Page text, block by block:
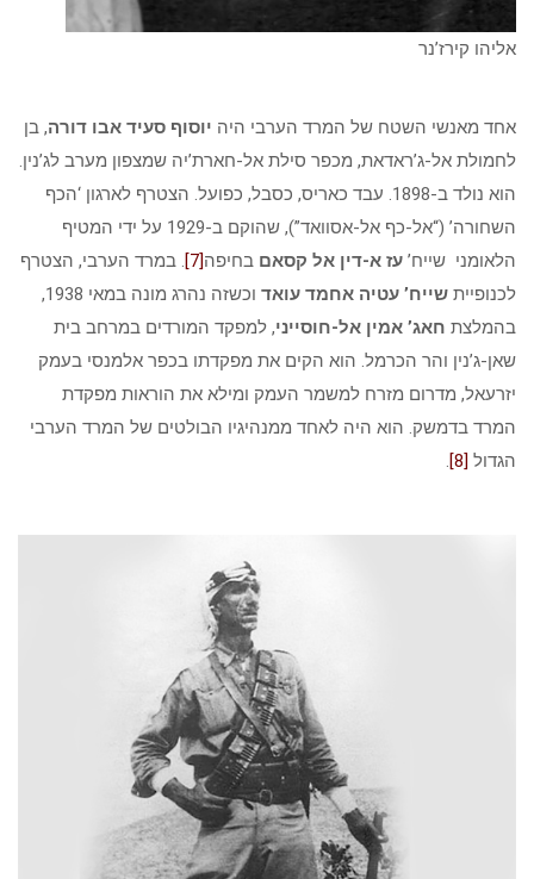
אליהו קירז’נר
אחד מאנשי השטח של המרד הערבי היה יוסוף סעיד אבו דורה, בן
לחמולת אל-ג’ראדאת, מכפר סילת אל-חארת’יה שמצפון מערב לג’נין.
הוא נולד ב-1898. עבד כאריס, כסבל, כפועל. הצטרף לארגון ‘הכף
השחורה’ (“אל-כף אל-אסוואד”), שהוקם ב-1929 על ידי המטיף
הלאומני שייח’ עז א-דין אל קסאם בחיפה[7]
. במרד הערבי, הצטרף
לכנופיית שייח’ עטיה אחמד עואד
וכשזה נהרג מונה במאי 1938,
בהמלצת חאג’ אמין אל-חוסייני, למפקד המורדים במרחב בית
שאן-ג’נין והר הכרמל. הוא הקים את מפקדתו בכפר אלמנסי בעמק
יזרעאל, מדרום מזרח למשמר העמק ומילא את הוראות מפקדת
המרד בדמשק. הוא היה לאחד ממנהיגיו הבולטים של המרד הערבי
הגדול [8]
.